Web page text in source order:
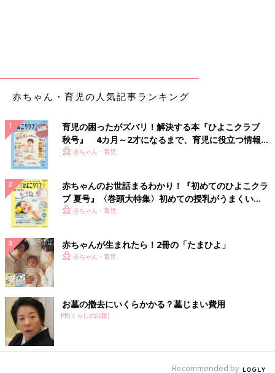
赤ちゃん・育児の人気記事ランキング
育児の困ったがズバリ！解決する本『ひよこクラブ
秋号』 4カ月～2才になるまで、育児に役立つ情報が
いっぱい！
赤ちゃん・育児
赤ちゃんのお世話まるわかり！『初めてのひよこクラ
ブ 夏号』〈巻頭大特集〉初めての授乳がうまくい
く！ おっぱい・ミルクの基本と夏のトラブル 解決テ
赤ちゃん・育児
赤ちゃんが生まれたら！2冊の「たまひよ」
赤ちゃん・育児
お墓の撤去にいくらかかる？墓じまい費用
PR(くらしの話題)
Recommended by